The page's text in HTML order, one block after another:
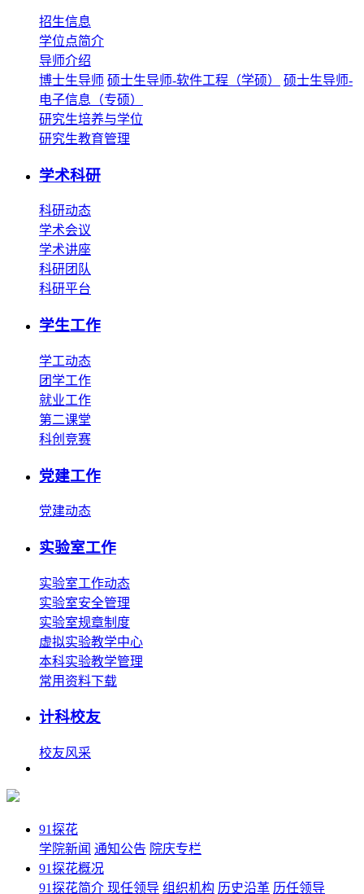
招生信息
学位点简介
导师介绍
博士生导师 硕士生导师-软件工程（学硕）
硕士生导师-
电子信息（专硕）
研究生培养与学位
研究生教育管理
学术科研
科研动态
学术会议
学术讲座
科研团队
科研平台
学生工作
学工动态
团学工作
就业工作
第二课堂
科创竞赛
党建工作
党建动态
实验室工作
实验室工作动态
实验室安全管理
实验室规章制度
虚拟实验教学中心
本科实验教学管理
常用资料下载
计科校友
校友风采
91探花
学院新闻 通知公告 院庆专栏
91探花概况
91探花简介 现任领导 组织机构 历史沿革 历任领导